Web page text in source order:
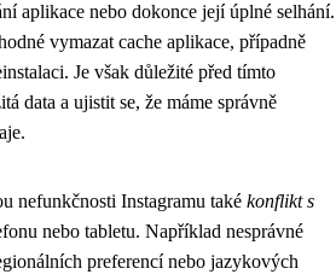
aplikace nebo dokonce její úplné selhání.
vymazat cache aplikace, případně
Je však důležité před tímto
data a ujistit se, že máme správně
nefunkčnosti Instagramu také konflikt s
nebo tabletu. Například nesprávné
preferencí nebo jazykových